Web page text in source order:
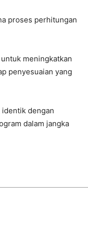
proses perhitungan
meningkatkan
penyesuaian yang
dengan
dalam jangka